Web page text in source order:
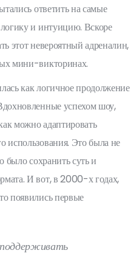
ответить на самые
и интуицию. Вскоре
этот невероятный адреналин,
мини-викторинах.
как логичное продолжение
успехом шоу,
можно адаптировать
использования. Это была не
было сохранить суть и
И вот, в 2000-х годах,
появились первые